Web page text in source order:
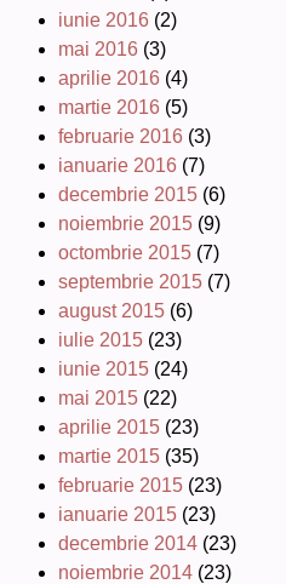
iunie 2016 (2)
mai 2016 (3)
aprilie 2016 (4)
martie 2016 (5)
februarie 2016 (3)
ianuarie 2016 (7)
decembrie 2015 (6)
noiembrie 2015 (9)
octombrie 2015 (7)
septembrie 2015 (7)
august 2015 (6)
iulie 2015 (23)
iunie 2015 (24)
mai 2015 (22)
aprilie 2015 (23)
martie 2015 (35)
februarie 2015 (23)
ianuarie 2015 (23)
decembrie 2014 (23)
noiembrie 2014 (23)